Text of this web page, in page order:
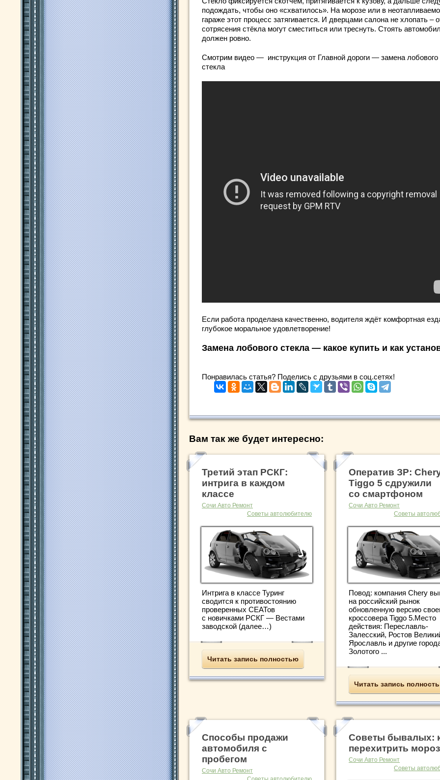
подождать, чтобы оно «схватилось». На морозе или в
гараже этот процесс затягивается. И дверцами салона не хлопать –
сотрясения стёкла могут сместиться или треснуть. Стоять
должен ровно.
Смотрим видео — инструкция от Главной дороги — замена лобового
стекла
Если работа проделана качественно, водителя ждёт комфортная
глубокое моральное удовлетворение!
Замена лобового стекла — какое купить и как
Понравилась статья? Поделись с друзьями в соц.сетях!
Вам так же будет интересно:
Третий этап РСКГ:
интрига в каждом
классе
Сочи Авто Ремонт
Советы автолюбителю
Интрига в классе Туринг
сводится к противостоянию
проверенных СЕАТов
с новичками РСКГ — Вестами
заводской (далее…)
Читать запись полностью
Оператив ЗР:
Tiggo 5 сдружили
со смартфоном
Сочи Авто Ремонт
Советы
Повод: компания Chery
на российский рынок
обновленную версию
кроссовера Tiggo 5.Место
действия: Переславль-
Залесский, Ростов
Ярославль и другие
Золотого ...
Читать запись
Способы продажи
автомобиля с
пробегом
Сочи Авто Ремонт
Советы бывалых:
перехитрить мороз
Сочи Авто Ремонт
Советы